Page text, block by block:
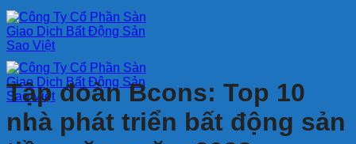
Bỏ
qua
nội
dung
Tập đoàn Bcons: Top 10
nhà phát triển bất động sản